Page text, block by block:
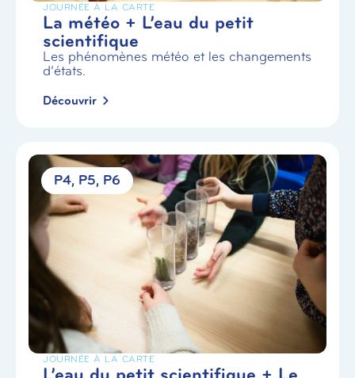
JOURNÉE À LA CARTE
La météo + L’eau du petit
scientifique
Les phénomènes météo et les changements
d’états.
Découvrir
P4 P5 P6
JOURNÉE À LA CARTE